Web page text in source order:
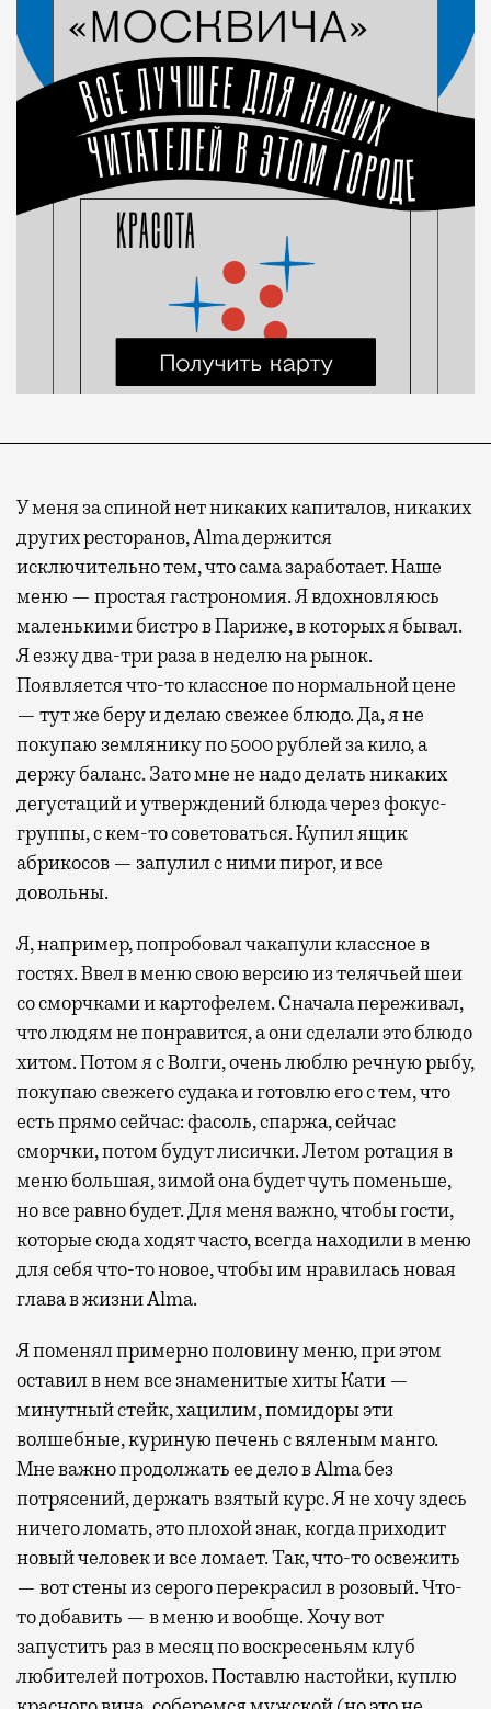
У меня за спиной нет никаких капиталов, никаких
других ресторанов, Alma держится
исключительно тем, что сама заработает. Наше
меню — простая гастрономия. Я вдохновляюсь
маленькими бистро в Париже, в которых я бывал.
Я езжу два-три раза в неделю на рынок.
Появляется что-то классное по нормальной цене
— тут же беру и делаю свежее блюдо. Да, я не
покупаю землянику по 5000 рублей за кило, а
держу баланс. Зато мне не надо делать никаких
дегустаций и утверждений блюда через фокус-
группы, с кем-то советоваться. Купил ящик
абрикосов — запулил с ними пирог, и все
довольны.
Я, например, попробовал чакапули классное в
гостях. Ввел в меню свою версию из телячьей шеи
со сморчками и картофелем. Сначала переживал,
что людям не понравится, а они сделали это блюдо
хитом. Потом я с Волги, очень люблю речную рыбу,
покупаю свежего судака и готовлю его с тем, что
есть прямо сейчас: фасоль, спаржа, сейчас
сморчки, потом будут лисички. Летом ротация в
меню большая, зимой она будет чуть поменьше,
но все равно будет. Для меня важно, чтобы гости,
которые сюда ходят часто, всегда находили в меню
для себя что-то новое, чтобы им нравилась новая
глава в жизни Alma.
Я поменял примерно половину меню, при этом
оставил в нем все знаменитые хиты Кати —
минутный стейк, хацилим, помидоры эти
волшебные, куриную печень с вяленым манго.
Мне важно продолжать ее дело в Alma без
потрясений, держать взятый курс. Я не хочу здесь
ничего ломать, это плохой знак, когда приходит
новый человек и все ломает. Так, что-то освежить
— вот стены из серого перекрасил в розовый. Что-
то добавить — в меню и вообще. Хочу вот
запустить раз в месяц по воскресеньям клуб
любителей потрохов. Поставлю настойки, куплю